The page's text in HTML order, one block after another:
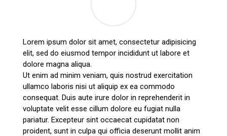
Lorem ipsum dolor sit amet, consectetur adipisicing
elit, sed do eiusmod tempor incididunt ut labore et
dolore magna aliqua.
Ut enim ad minim veniam, quis nostrud exercitation
ullamco laboris nisi ut aliquip ex ea commodo
consequat. Duis aute irure dolor in reprehenderit in
voluptate velit esse cillum dolore eu fugiat nulla
pariatur. Excepteur sint occaecat cupidatat non
proident, sunt in culpa qui officia deserunt mollit anim